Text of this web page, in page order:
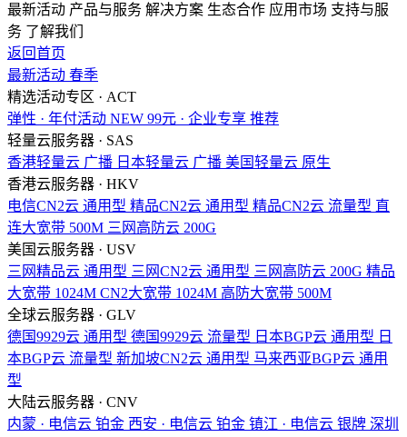
最新活动 产品与服务 解决方案 生态合作 应用市场 支持与服
务 了解我们
返回首页
最新活动 春季
精选活动专区 · ACT
弹性 · 年付活动 NEW 99元 · 企业专享 推荐
轻量云服务器 · SAS
香港轻量云 广播 日本轻量云 广播 美国轻量云 原生
香港云服务器 · HKV
电信CN2云 通用型 精品CN2云 通用型 精品CN2云 流量型 直
连大宽带 500M 三网高防云 200G
美国云服务器 · USV
三网精品云 通用型 三网CN2云 通用型 三网高防云 200G 精品
大宽带 1024M CN2大宽带 1024M 高防大宽带 500M
全球云服务器 · GLV
德国9929云 通用型 德国9929云 流量型 日本BGP云 通用型 日
本BGP云 流量型 新加坡CN2云 通用型 马来西亚BGP云 通用
型
大陆云服务器 · CNV
内蒙 · 电信云 铂金 西安 · 电信云 铂金 镇江 · 电信云 银牌 深圳